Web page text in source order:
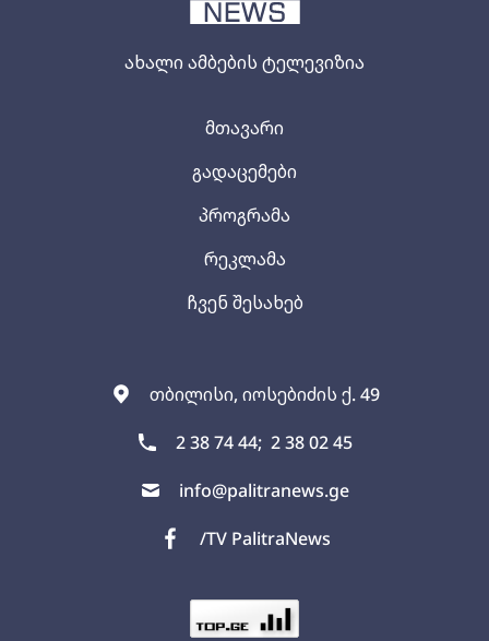
ახალი ამბების ტელევიზია
თბილისი, იოსებიძის ქ. 49
2 38 74 44; 2 38 02 45
info@palitranews.ge
/TV PalitraNews
მთავარი
გადაცემები
პროგრამა
რეკლამა
ჩვენ შესახებ